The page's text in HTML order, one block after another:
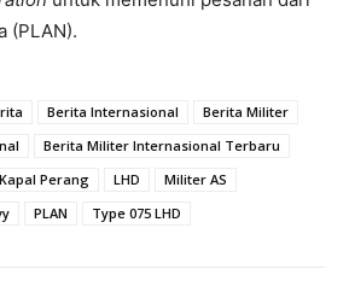
(PLAN).
Berita Internasional
Berita Militer
Berita Militer Internasional Terbaru
Kapal Perang LHD
Militer AS
PLAN Type 075 LHD